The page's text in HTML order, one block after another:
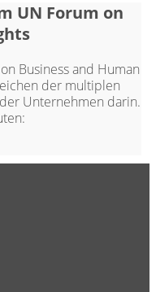
UN Forum on
Business and Human
der multiplen
Unternehmen darin.